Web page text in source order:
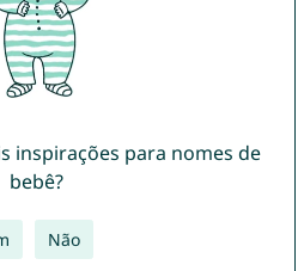
inspirações para nomes de
bebê?
Não